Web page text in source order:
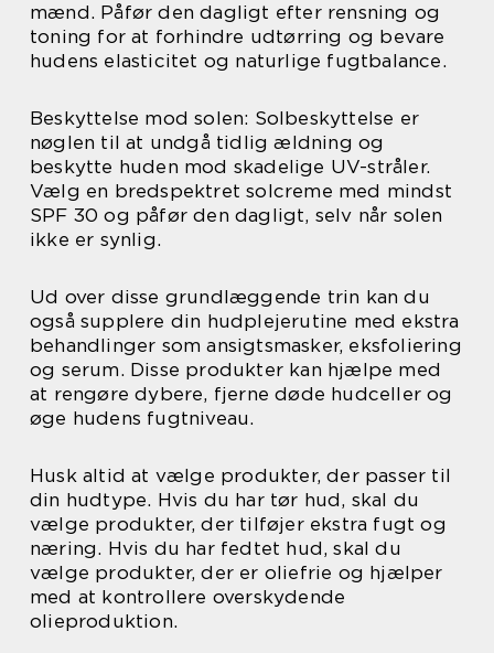
mænd. Påfør den dagligt efter rensning og
toning for at forhindre udtørring og bevare
hudens elasticitet og naturlige fugtbalance.
Beskyttelse mod solen: Solbeskyttelse er
nøglen til at undgå tidlig ældning og
beskytte huden mod skadelige UV-stråler.
Vælg en bredspektret solcreme med mindst
SPF 30 og påfør den dagligt, selv når solen
ikke er synlig.
Ud over disse grundlæggende trin kan du
også supplere din hudplejerutine med ekstra
behandlinger som ansigtsmasker, eksfoliering
og serum. Disse produkter kan hjælpe med
at rengøre dybere, fjerne døde hudceller og
øge hudens fugtniveau.
Husk altid at vælge produkter, der passer til
din hudtype. Hvis du har tør hud, skal du
vælge produkter, der tilføjer ekstra fugt og
næring. Hvis du har fedtet hud, skal du
vælge produkter, der er oliefrie og hjælper
med at kontrollere overskydende
olieproduktion.